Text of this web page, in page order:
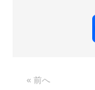
« 前へ